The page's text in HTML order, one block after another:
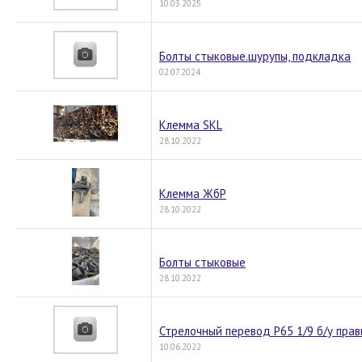
10.03.2025
Болты стыковые.шурупы, подкладка
02.07.2024
Клемма SKL
28.10.2022
Клемма ЖбР
28.10.2022
Болты стыковые
28.10.2022
Стрелочный перевод Р65 1/9 б/у
10.06.2022